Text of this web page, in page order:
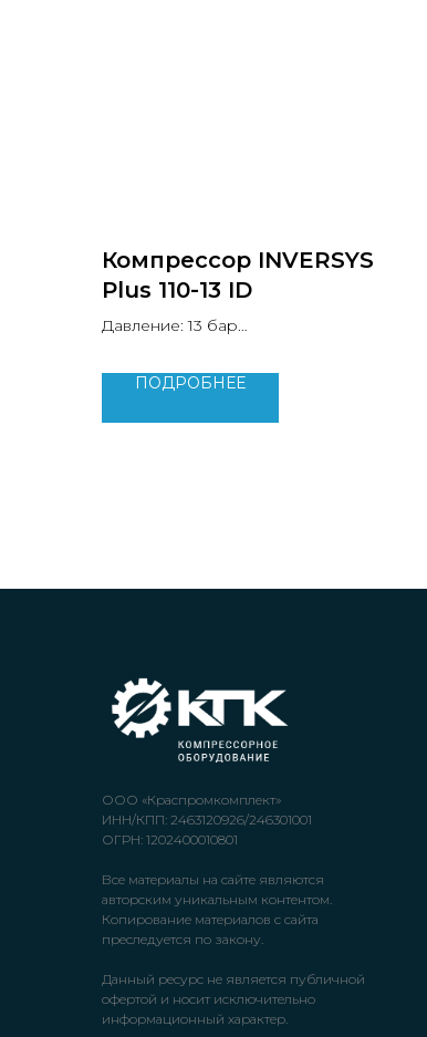
Компрессор INVERSYS
Plus 110-13 ID
Давление: 13 бар
Мощность двигателя: 110 кВт
Уровень шума: 78 дБ
Вес: 2380 кг
ПОДРОБНЕЕ
ООО «Краспромкомплект»
ИНН/КПП: 2463120926/246301001
ОГРН: 1202400010801
Все материалы на сайте являются
авторским уникальным контентом.
Копирование материалов с сайта
преследуется по закону.
Данный ресурс не является публичной
офертой и носит исключительно
информационный характер.